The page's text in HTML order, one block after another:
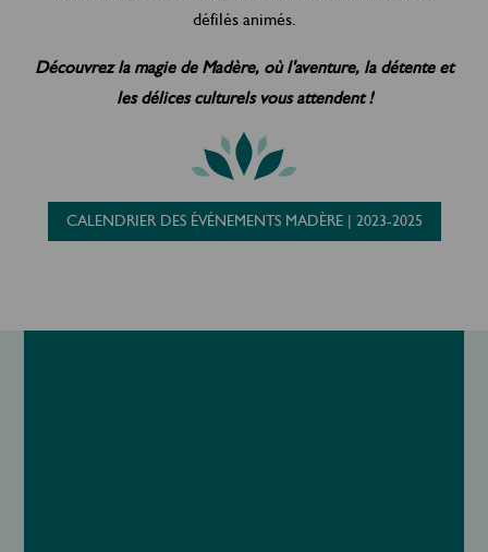
défilés animés.
Découvrez la magie de Madère, où l'aventure, la détente et
les délices culturels vous attendent !
CALENDRIER DES ÉVÉNEMENTS MADÈRE | 2023-2025